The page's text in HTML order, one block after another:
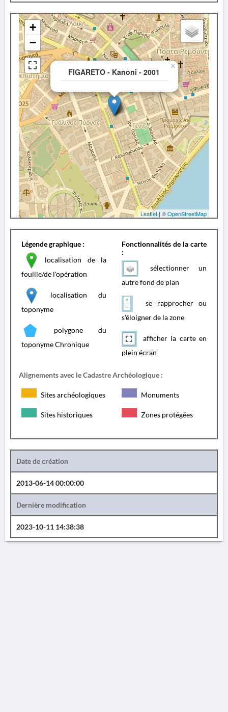
FIGARETO - Kanoni - 2001
×
+
−
Leaflet | ©OpenStreetMap
Légende graphique :
localisation de la
fouille/de l'opération
localisation du
toponyme
polygone du
toponyme Chronique
Fonctionnalités de la carte
:
sélectionner un
autre fond de plan
se rapprocher ou
s'éloigner de la zone
afficher la carte en
plein écran
Alignements avec le Cadastre Archéologique :
Sites archéologiques Monuments
Sites historiques Zones protégées
Date de création
2013-06-14 00:00:00
Dernière modification
2023-10-11 14:38:38